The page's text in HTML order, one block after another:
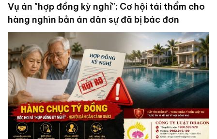
Vụ án "hợp đồng kỳ nghỉ": Cơ hội tái thẩm cho
hàng nghìn bản án dân sự đã bị bác đơn